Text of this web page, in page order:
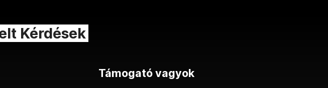
Kérdések
Támogató vagyok